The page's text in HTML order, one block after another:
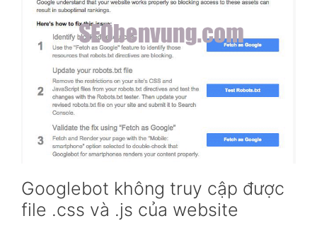
Googlebot không truy cập được
file .css và .js của website